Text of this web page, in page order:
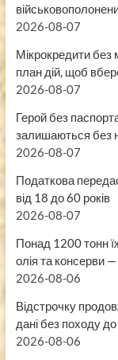
2026-08-07
Мікрокредити без
план дій, щоб
2026-08-07
Герой без
залишаються без
2026-08-07
Податкова
від 18 до 60 років
2026-08-07
Понад 1200 тонн
олія та консерви
2026-08-06
Відстрочку
дані без походу
2026-08-06